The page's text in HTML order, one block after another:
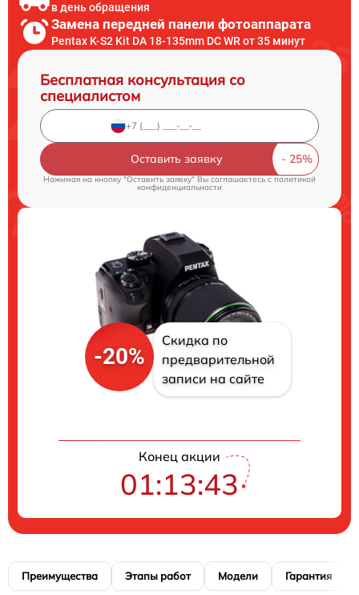
в день обращения
Замена передней панели фотоаппарата
Pentax K-S2 Kit DA 18-135mm DC WR от 35 минут
Бесплатная консультация со
специалистом
Оставить заявку
Нажимая на кнопку "Оставить заявку" Вы соглашаетесь cполитикой
конфиденциальности
-20%
Скидка по
предварительной
записи на сайте
Конец акции
01:13:42
Преимущества Этапы работ Модели Гарантия